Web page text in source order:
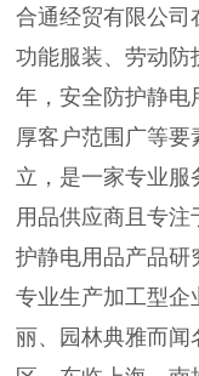
合通经贸有限公司
功能服装、劳动防
年，安全防护静电
厚客户范围广等
立，是一家专业
用品供应商且专
护静电用品产品研
专业生产加工型企
丽、园林典雅而闻